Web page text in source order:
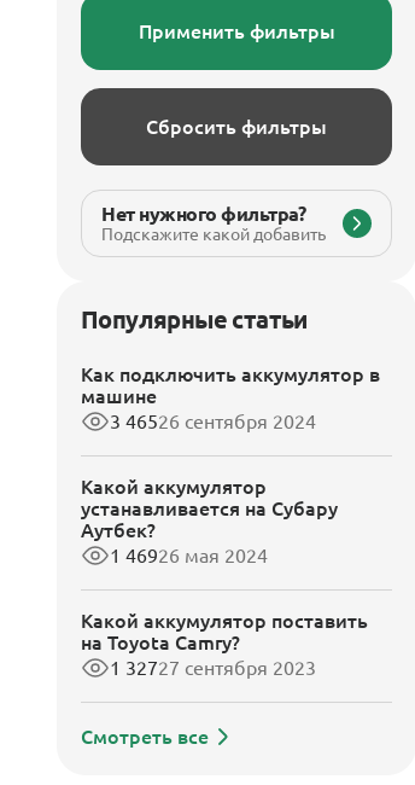
Применить фильтры
Сбросить фильтры
Нет нужного фильтра?
Подскажите какой добавить
Популярные статьи
Как подключить аккумулятор в
машине
3 46526 сентября 2024
Какой аккумулятор
устанавливается на Субару
Аутбек?
1 46926 мая 2024
Какой аккумулятор поставить
на Toyota Camry?
1 32727 сентября 2023
Смотреть все